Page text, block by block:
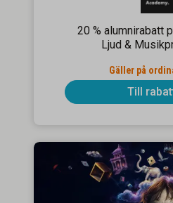
20 % alumnirabatt
Ljud &
Gäller på
Till